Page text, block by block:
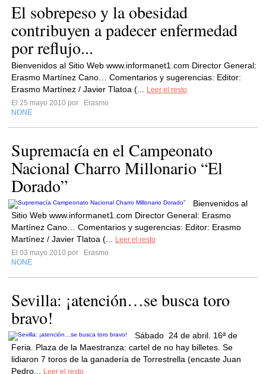
El sobrepeso y la obesidad
contribuyen a padecer enfermedad
por reflujo...
Bienvenidos al Sitio Web www.informanet1.com Director General:
Erasmo Martínez Cano… Comentarios y sugerencias: Editor:
Erasmo Martínez / Javier Tlatoa (...
Leer el resto
El 25 mayo 2010 por
Erasmo
NONE
Supremacía en el Campeonato
Nacional Charro Millonario “El
Dorado”
Bienvenidos al
Sitio Web www.informanet1.com Director General: Erasmo
Martínez Cano… Comentarios y sugerencias: Editor: Erasmo
Martínez / Javier Tlatoa (...
Leer el resto
El 03 mayo 2010 por
Erasmo
NONE
Sevilla: ¡atención…se busca toro
bravo!
Sábado 24 de abril. 16ª de
Feria. Plaza de la Maestranza: cartel de no hay billetes. Se
lidiaron 7 toros de la ganadería de Torrestrella (encaste Juan
Pedro...
Leer el resto